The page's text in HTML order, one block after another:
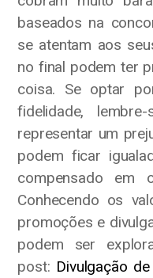
baseados na
se atentam aos
no final podem ter
coisa. Se optar
fidelidade,
representar um
podem ficar
compensado em
Conhecendo os
promoções e
podem ser
post: Divulgação